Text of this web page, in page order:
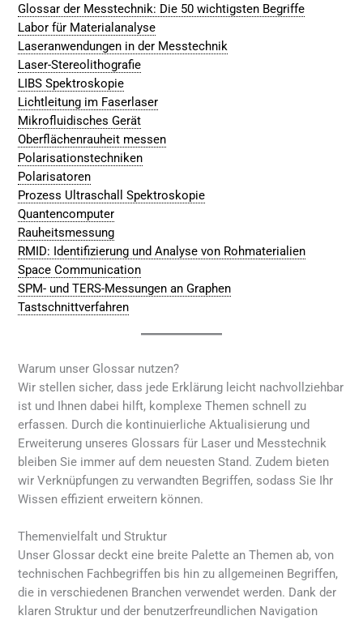
Glossar der Messtechnik: Die 50 wichtigsten Begriffe
Labor für Materialanalyse
Laseranwendungen in der Messtechnik
Laser-Stereolithografie
LIBS Spektroskopie
Lichtleitung im Faserlaser
Mikrofluidisches Gerät
Oberflächenrauheit messen
Polarisationstechniken
Polarisatoren
Prozess Ultraschall Spektroskopie
Quantencomputer
Rauheitsmessung
RMID: Identifizierung und Analyse von Rohmaterialien
Space Communication
SPM- und TERS-Messungen an Graphen
Tastschnittverfahren
Warum unser Glossar nutzen?
Wir stellen sicher, dass jede Erklärung leicht nachvollziehbar
ist und Ihnen dabei hilft, komplexe Themen schnell zu
erfassen. Durch die kontinuierliche Aktualisierung und
Erweiterung unseres Glossars für Laser und Messtechnik
bleiben Sie immer auf dem neuesten Stand. Zudem bieten
wir Verknüpfungen zu verwandten Begriffen, sodass Sie Ihr
Wissen effizient erweitern können.
Themenvielfalt und Struktur
Unser Glossar deckt eine breite Palette an Themen ab, von
technischen Fachbegriffen bis hin zu allgemeinen Begriffen,
die in verschiedenen Branchen verwendet werden. Dank der
klaren Struktur und der benutzerfreundlichen Navigation